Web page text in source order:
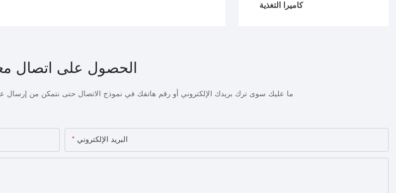
كاميرا التغذية
الحصول على اتصال
ما عليك سوى ترك بريدك الإلكتروني أو رقم هاتفك في نموذج الاتصال حتى نتمكن من
البريد الإلكتروني